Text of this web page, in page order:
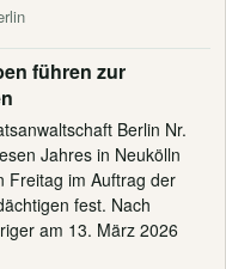
führen zur
Berlin Nr.
Jahres in Neukölln
Freitag im Auftrag der
fest. Nach
am 13. März 2026